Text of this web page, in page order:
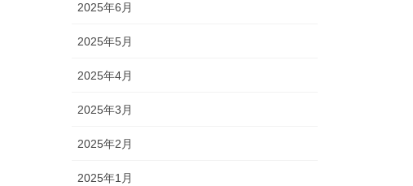
2025年6月
2025年5月
2025年4月
2025年3月
2025年2月
2025年1月